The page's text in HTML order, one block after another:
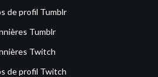
de profil Tumblr
Tumblr
Twitch
de profil Twitch